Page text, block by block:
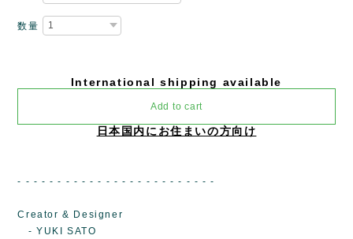
数量
International shipping available
Add to cart
日本国内にお住まいの方向け
- - - - - - - - - - - - - - - - - - - - - - - - -
Creator & Designer
- YUKI SATO